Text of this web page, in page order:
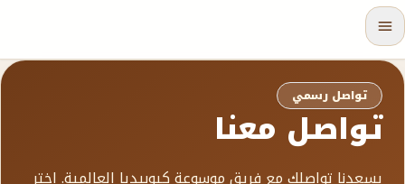
تواصل رسمي
تواصل معنا
يسعدنا تواصلك مع فريق موسوعة كيوبيديا العالمية. اختر